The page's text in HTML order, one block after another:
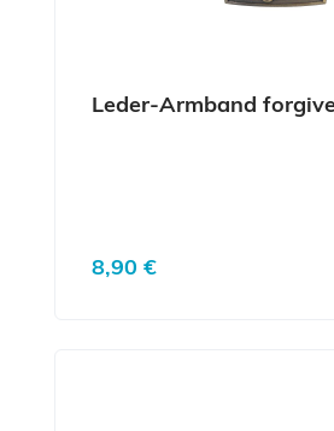
Leder-Armband
Regulärer Preis:
8,90 €